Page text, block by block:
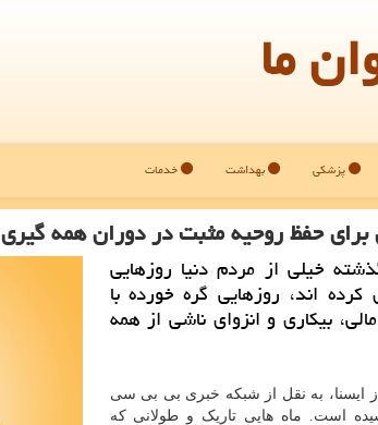
ما
پزشکی بهداشت خدمات
حفظ روحیه مثبت در دوران همه گیری
خیلی از مردم دنیا روزهایی
اند، روزهایی گره خورده با
بیکاری و انزوای ناشی از همه
ایسنا، به نقل از شبکه خبری بی بی سی
است. ماه هایی تاریک و طولانی که